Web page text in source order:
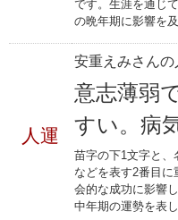
です。生涯を通じ
の晩年期に影響を及
人運
安重えみさんの
意志薄弱
すい。病
苗字の下1文字と、
などを表す2番目
会的な成功に影響
中年期の運勢を表し